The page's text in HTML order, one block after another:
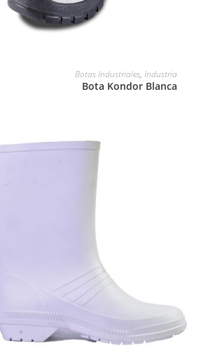
Botas Industriales,Industria
Bota Kondor Blanca